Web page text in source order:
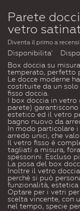
Parete
vetro
Diventa il primo a
Disponibilita'
Box doccia su
temperato, perfetto
Le docce moderne
costituite da un solo
fisso doccia.
I box doccia in vetro
parete)
estetico ed il vetro
bagno nuovo da
In modo particolare
arredo unici, che
Il vetro fisso è
tagliati a misura,
spessorini. Escluso
La posa del box
Inoltre il vetro
perchè si può
funzionalità, estetica
Optare per i vetri
scelta vincente, con
nel tempo, specie